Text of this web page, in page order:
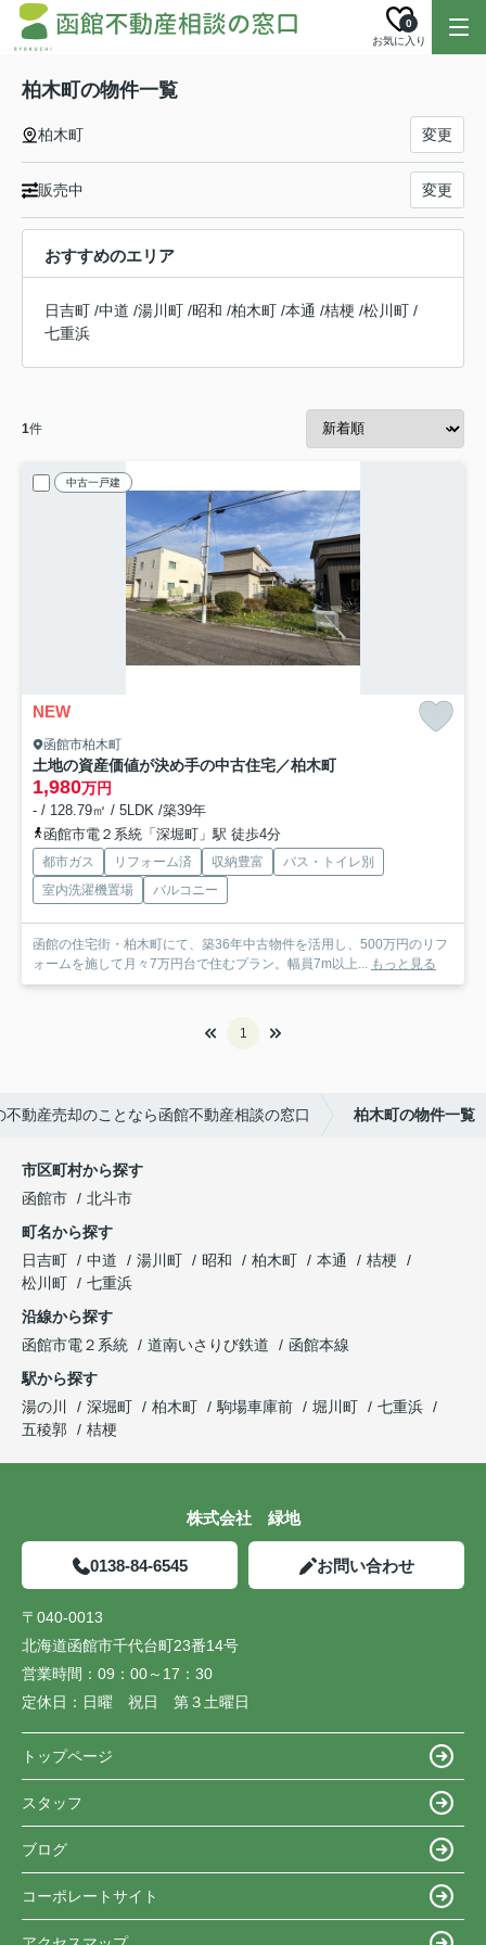
お気に入り
0
柏木町の物件一覧
柏木町 変更
販売中 変更
おすすめのエリア
日吉町 /中道 /湯川町 /昭和 /柏木町 /本通 /桔梗 /松川町 /
七重浜
1件
中古一戸建
NEW
函館市柏木町
土地の資産価値が決め手の中古住宅／柏木町
1,980万円
- / 128.79㎡ / 5LDK /築39年
函館市電２系統「深堀町」駅 徒歩4分
都市ガス リフォーム済 収納豊富
バス・トイレ別
室内洗濯機置場
バルコニー
函館の住宅街・柏木町にて、築36年中古物件を活用し、500万円のリフ
ォームを施して月々7万円台で住むプラン。幅員7m以上... もっと見る
1
不動産売却のことなら函館不動産相談の窓口 柏木町の物件一覧
市区町村から探す
函館市
北斗市
町名から探す
日吉町
中道 湯川町 昭和 柏木町 本通
桔梗
松川町
七重浜
沿線から探す
函館市電２系統
道南いさりび鉄道
函館本線
駅から探す
湯の川
深堀町 柏木町 駒場車庫前 堀川町
七重浜
五稜郭
桔梗
株式会社 緑地
0138-84-6545 お問い合わせ
〒040-0013
北海道函館市千代台町23番14号
営業時間： 09：00～17：30
定休日： 日曜 祝日 第３土曜日
トップページ
スタッフ
ブログ
コーポレートサイト